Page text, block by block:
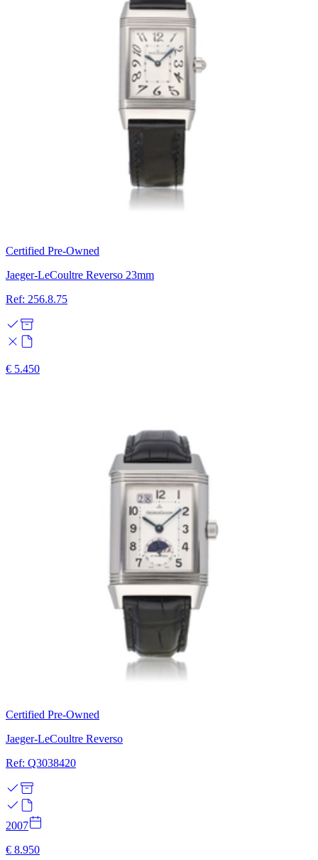
Certified Pre-Owned
Jaeger-LeCoultre Reverso 23mm
Ref: 256.8.75
€ 5.450
Certified Pre-Owned
Jaeger-LeCoultre Reverso
Ref: Q3038420
2007
€ 8.950